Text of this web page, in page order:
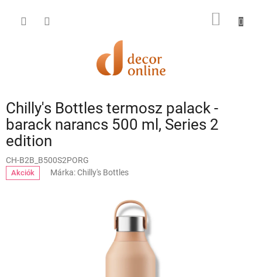
KOSÁR
Chilly's Bottles termosz palack -
barack narancs 500 ml, Series 2
edition
CH-B2B_B500S2PORG
Akciók Márka:Chilly's Bottles